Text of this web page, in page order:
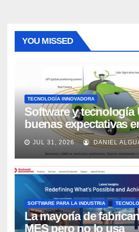
YOU MISSED
TECNOLOGÍA INNOVADORA
Software y tecnología
buenas expectativas
los próximos 2 años,
Market Watch
JUL 31, 2026 DANIEL
SOFTWARE PARA LA INDUSTRIA
La mayoría de
MES pero no lo usa